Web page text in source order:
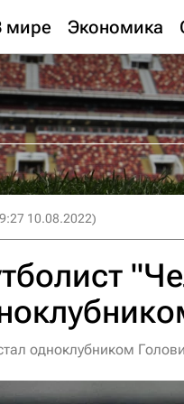
мире Экономика
10.08.2022)
одноклубником